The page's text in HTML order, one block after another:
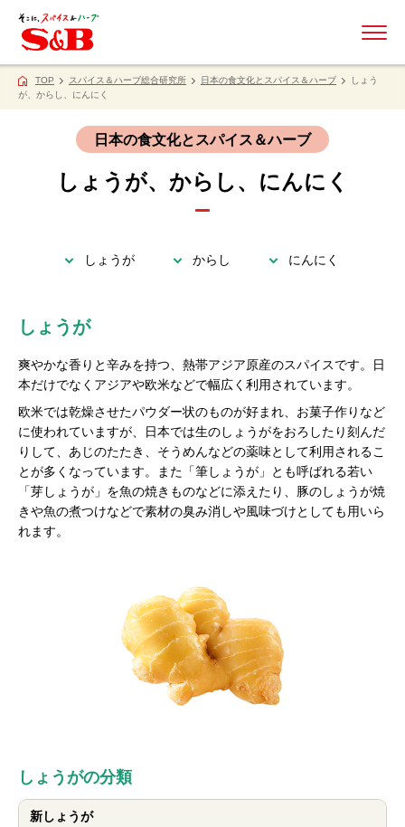
TOP スパイス＆ハーブ総合研究所 日本の食文化とスパイス＆ハーブ
しょう
が、からし、にんにく
日本の食文化とスパイス＆ハーブ
しょうが、からし、にんにく
しょうが からし にんにく
しょうが
爽やかな香りと辛みを持つ、熱帯アジア原産のスパイスです。日
本だけでなくアジアや欧米などで幅広く利用されています。
欧米では乾燥させたパウダー状のものが好まれ、お菓子作りなど
に使われていますが、日本では生のしょうがをおろしたり刻んだ
りして、あじのたたき、そうめんなどの薬味として利用されるこ
とが多くなっています。また「筆しょうが」とも呼ばれる若い
「芽しょうが」を魚の焼きものなどに添えたり、豚のしょうが焼
きや魚の煮つけなどで素材の臭み消しや風味づけとしても用いら
れます。
しょうがの分類
新しょうが